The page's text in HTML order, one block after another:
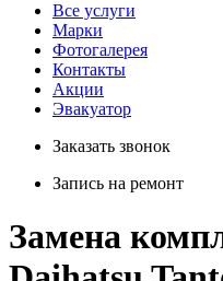
Все услуги
Марки
Фотогалерея
Контакты
Акции
Эвакуатор
Заказать звонок
Запись на ремонт
Замена